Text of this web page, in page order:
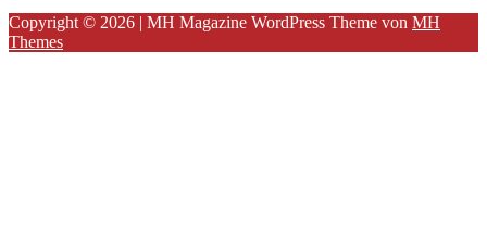
Copyright © 2026 | MH Magazine WordPress Theme von MH
Themes